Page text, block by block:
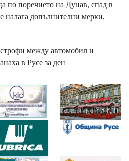
по поречието на Дунав, спад в
налага допълнителни мерки,
между автомобил и
в Русе за ден